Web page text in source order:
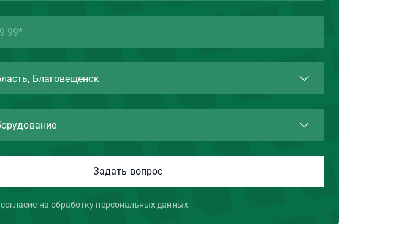
согласие на обработку персональных данных